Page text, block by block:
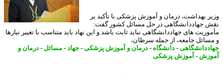
بهداشت، درمان و آموزش پزشکی با تأکید بر
جهاددانشگاهی در حل مسائل کشور گفت:
های جهاددانشگاهی نباید ثابت باشد و این نهاد باید متناسب با تغییر نیازها
جامعه، از جمله سرطان،
-دانشگاه-درمان و آموزش پزشکی-جهاد -مسائل-درمان و
-آموزش پزشکی